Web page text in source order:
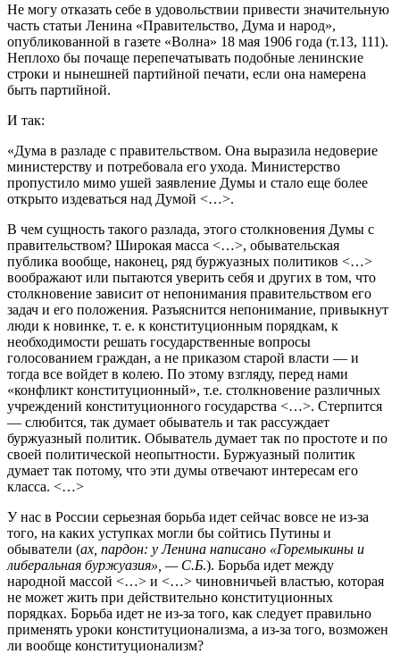
Не могу отказать себе в удовольствии привести значительную
часть статьи Ленина «Правительство, Дума и народ»,
опубликованной в газете «Волна» 18 мая 1906 года (т.13, 111).
Неплохо бы почаще перепечатывать подобные ленинские
строки и нынешней партийной печати, если она намерена
быть партийной.
И так:
«Дума в разладе с правительством. Она выразила недоверие
министерству и потребовала его ухода. Министерство
пропустило мимо ушей заявление Думы и стало еще более
открыто издеваться над Думой <…>.
В чем сущность такого разлада, этого столкновения Думы с
правительством? Широкая масса <…>, обывательская
публика вообще, наконец, ряд буржуазных политиков <…>
воображают или пытаются уверить себя и других в том, что
столкновение зависит от непонимания правительством его
задач и его положения. Разъяснится непонимание, привыкнут
люди к новинке, т. е. к конституционным порядкам, к
необходимости решать государственные вопросы
голосованием граждан, а не приказом старой власти — и
тогда все войдет в колею. По этому взгляду, перед нами
«конфликт конституционный», т.е. столкновение различных
учреждений конституционного государства <…>. Стерпится
— слюбится, так думает обыватель и так рассуждает
буржуазный политик. Обыватель думает так по простоте и по
своей политической неопытности. Буржуазный политик
думает так потому, что эти думы отвечают интересам его
класса. <…>
У нас в России серьезная борьба идет сейчас вовсе не из-за
того, на каких уступках могли бы сойтись Путины и
обыватели (ах, пардон: у Ленина написано «Горемыкины и
либеральная буржуазия», — С.Б.). Борьба идет между
народной массой <…> и <…> чиновничьей властью, которая
не может жить при действительно конституционных
порядках. Борьба идет не из-за того, как следует правильно
применять уроки конституционализма, а из-за того, возможен
ли вообще конституционализм?